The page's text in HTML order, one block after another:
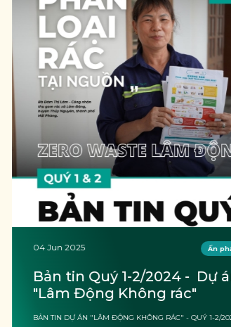
04 Jun 2025 Ấn phẩm
Bản tin Quý 1-2/2024 -  Dự án
"Lâm Động Không rác"
BẢN TIN DỰ ÁN "LÂM ĐỘNG KHÔNG RÁC" - QUÝ 1-2/2024